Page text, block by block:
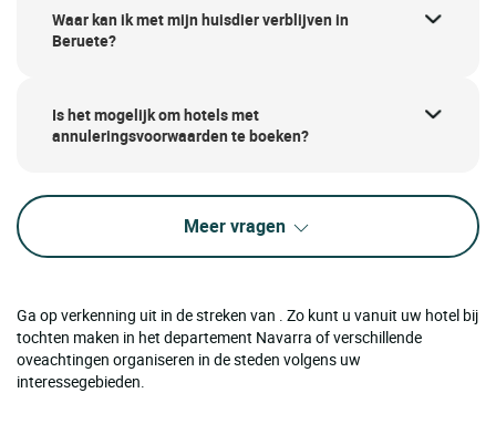
Waar kan ik met mijn huisdier verblijven in
Beruete?
Is het mogelijk om hotels met
annuleringsvoorwaarden te boeken?
Meer vragen
Ga op verkenning uit in de streken van . Zo kunt u vanuit uw hotel bij
tochten maken in het departement Navarra of verschillende
oveachtingen organiseren in de steden volgens uw
interessegebieden.